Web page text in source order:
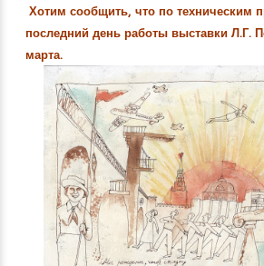
Хотим сообщить, что по техническим
последний день работы выставки Л.Г.
марта.